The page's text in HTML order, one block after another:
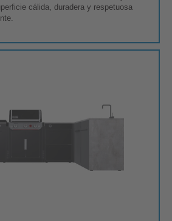
cálida, duradera y respetuosa